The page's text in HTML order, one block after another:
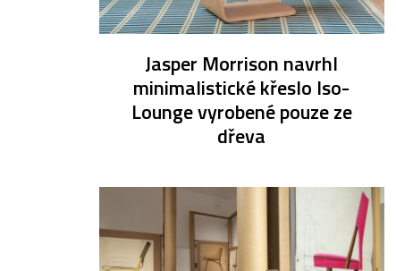
Jasper Morrison navrhl
minimalistické křeslo Iso-
Lounge vyrobené pouze ze
dřeva